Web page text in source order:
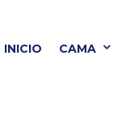
INICIO CAMA